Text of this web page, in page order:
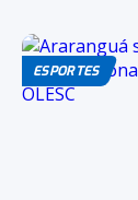
ESPORTES